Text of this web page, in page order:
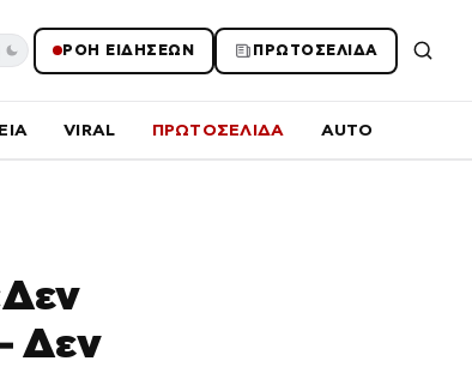
ΡΟΗ ΕΙΔΗΣΕΩΝ ΠΡΩΤΟΣΕΛΙΔΑ
VIRAL ΠΡΩΤΟΣΕΛΙΔΑ AUTO
Δεν